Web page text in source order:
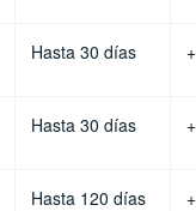
Hasta 30 días
Hasta 30 días
Hasta 120 días